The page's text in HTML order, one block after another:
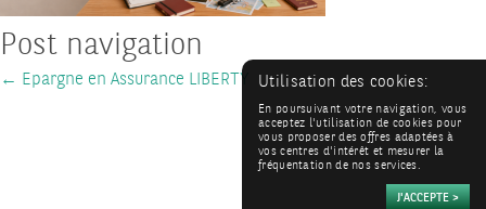
Post navigation
← Epargne en Assurance LIBERTY Utilisation des cookies:
En poursuivant votre navigation, vous
acceptez l'utilisation de cookies pour
vous proposer des offres adaptées à
vos centres d'intérêt et mesurer la
fréquentation de nos services.